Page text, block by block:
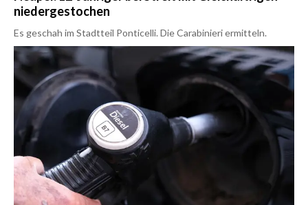
niedergestochen
Es geschah im Stadtteil Ponticelli. Die Carabinieri ermitteln.